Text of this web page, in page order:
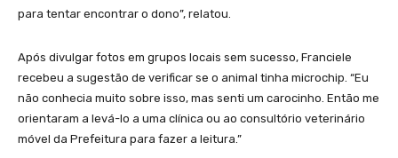
para tentar encontrar o dono”, relatou.
Após divulgar fotos em grupos locais sem sucesso, Franciele
recebeu a sugestão de verificar se o animal tinha microchip. “Eu
não conhecia muito sobre isso, mas senti um carocinho. Então me
orientaram a levá-lo a uma clínica ou ao consultório veterinário
móvel da Prefeitura para fazer a leitura.”